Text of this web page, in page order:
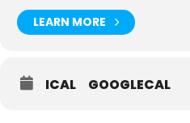
LEARN MORE
ICAL GOOGLECAL